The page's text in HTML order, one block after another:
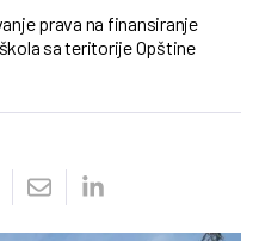
prava na finansiranje
sa teritorije Opštine